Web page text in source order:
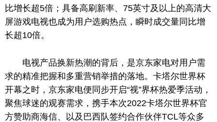
比增长超5倍；具备高刷新率、75英寸及以上的高清大
屏游戏电视也成为用户选购热点，瞬时成交量同比增
长超10倍。
电视产品换新热潮的背后，是京东家电对用户需
求的精准把握和多重营销举措的落地。卡塔尔世界杯
开幕之时，京东家电便同步开启“视”界杯热爱季活动，
聚焦球迷的观赛需求，携手本次2022卡塔尔世界杯官
方赞助商海信、以及巴西队签约合作伙伴TCL等众多